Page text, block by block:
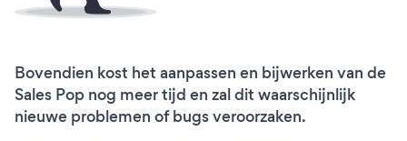
Bovendien kost het aanpassen en bijwerken van de
Sales Pop nog meer tijd en zal dit waarschijnlijk
nieuwe problemen of bugs veroorzaken.